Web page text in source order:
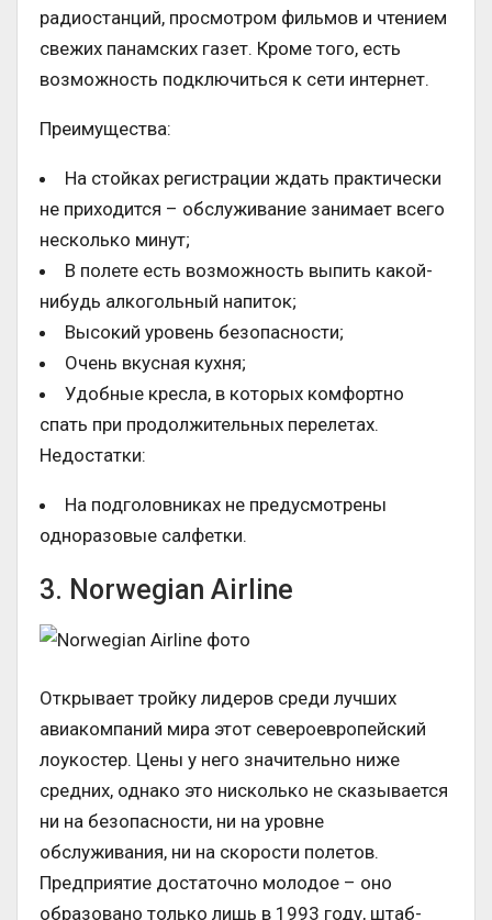
радиостанций, просмотром фильмов и чтением
свежих панамских газет. Кроме того, есть
возможность подключиться к сети интернет.
Преимущества:
На стойках регистрации ждать практически
не приходится – обслуживание занимает всего
несколько минут;
В полете есть возможность выпить какой-
нибудь алкогольный напиток;
Высокий уровень безопасности;
Очень вкусная кухня;
Удобные кресла, в которых комфортно
спать при продолжительных перелетах.
Недостатки:
На подголовниках не предусмотрены
одноразовые салфетки.
3. Norwegian Airline
Открывает тройку лидеров среди лучших
авиакомпаний мира этот североевропейский
лоукостер. Цены у него значительно ниже
средних, однако это нисколько не сказывается
ни на безопасности, ни на уровне
обслуживания, ни на скорости полетов.
Предприятие достаточно молодое – оно
образовано только лишь в 1993 году, штаб-